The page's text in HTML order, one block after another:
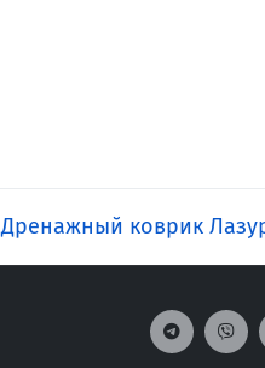
Дренажный коврик